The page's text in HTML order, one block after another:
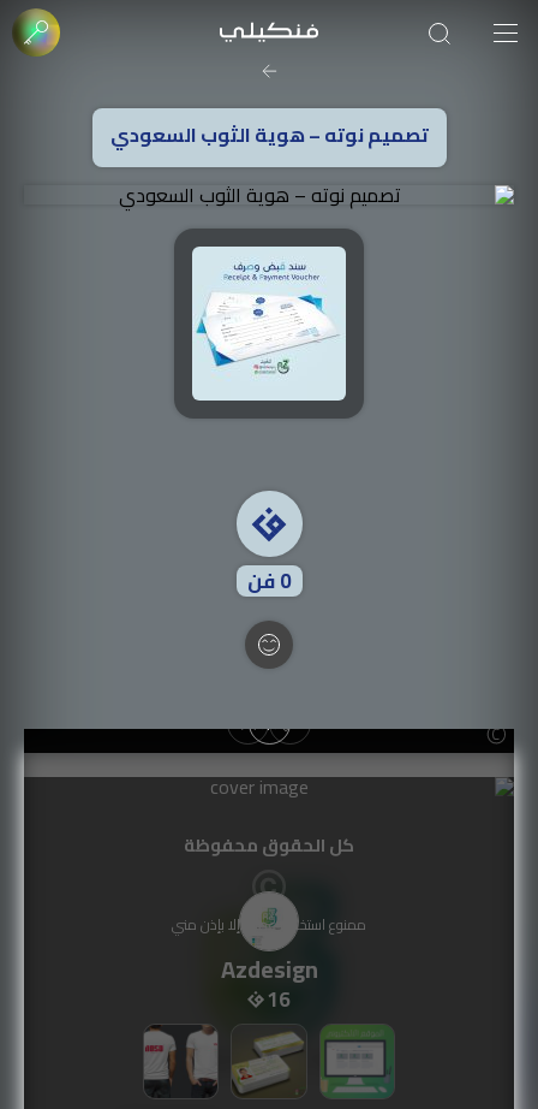
تصميم نوته – هوية الثوب السعودي
0فن
Azdesign
16
كل الحقوق محفوظة
ممنوع استخدام عملي إلا بإذن مني
صورة الغلاف من فن
SOUFIANE Abid